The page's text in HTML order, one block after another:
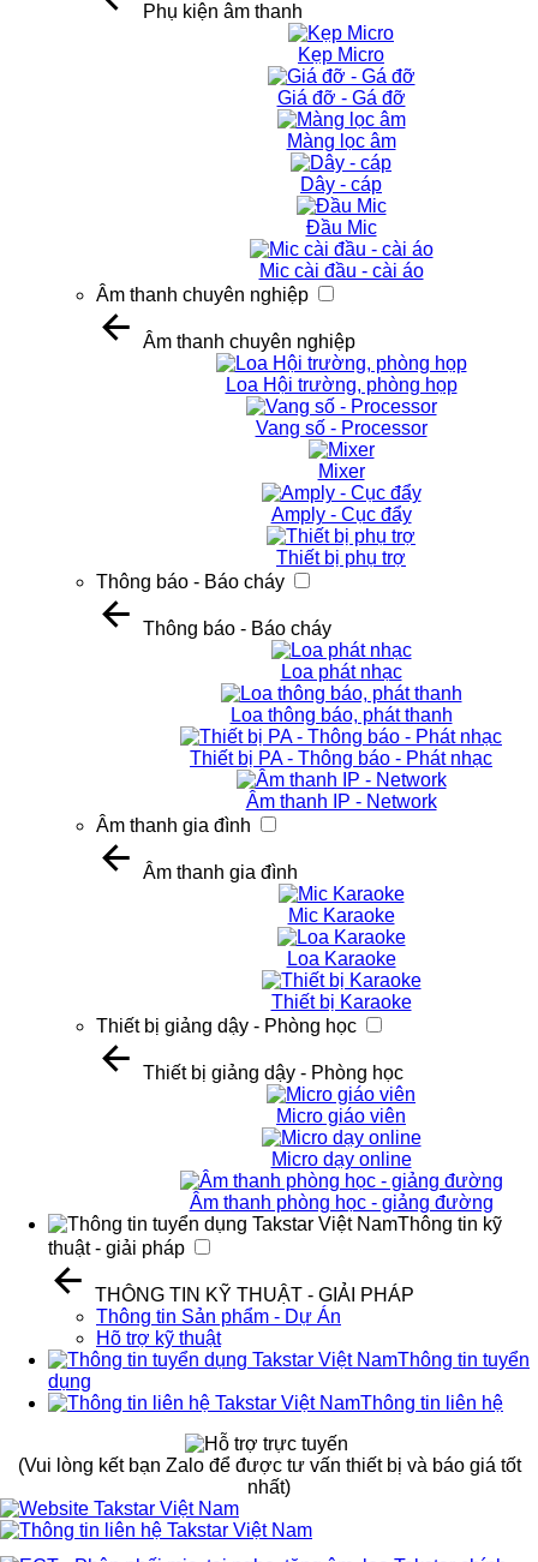
Phụ kiện âm thanh
Kẹp Micro
Giá đỡ - Gá đỡ
Màng lọc âm
Dây - cáp
Đầu Mic
Mic cài đầu - cài áo
Âm thanh chuyên nghiệp
Âm thanh chuyên nghiệp
Loa Hội trường, phòng họp
Vang số - Processor
Mixer
Amply - Cục đẩy
Thiết bị phụ trợ
Thông báo - Báo cháy
Thông báo - Báo cháy
Loa phát nhạc
Loa thông báo, phát thanh
Thiết bị PA - Thông báo - Phát nhạc
Âm thanh IP - Network
Âm thanh gia đình
Âm thanh gia đình
Mic Karaoke
Loa Karaoke
Thiết bị Karaoke
Thiết bị giảng dậy - Phòng học
Thiết bị giảng dậy - Phòng học
Micro giáo viên
Micro dạy online
Âm thanh phòng học - giảng đường
Thông tin kỹ
thuật - giải pháp
THÔNG TIN KỸ THUẬT - GIẢI PHÁP
Thông tin Sản phẩm - Dự Án
Hõ trợ kỹ thuật
Thông tin tuyển
dụng
Thông tin liên hệ
(Vui lòng kết bạn Zalo để được tư vấn thiết bị và báo giá tốt
nhất)